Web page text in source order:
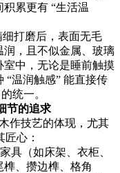
积累更有 “生活温
打磨后，表面无毛
，且不似金属、玻璃
中，无论是睡前触摸
“温润触感” 能直接传
统一。
节的追求
作技艺的体现，尤其
心：
具（如床架、衣柜、
、攒边榫、格角